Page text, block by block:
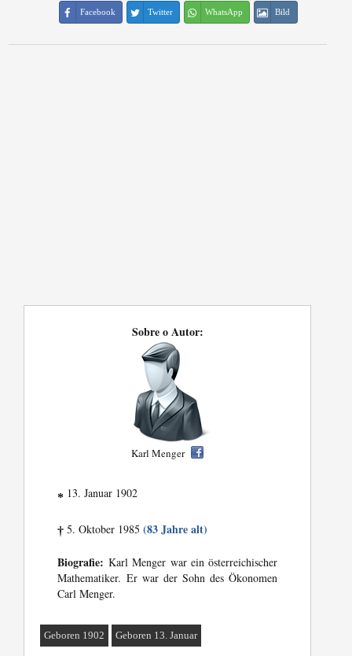
Facebook Twitter WhatsApp Bild
Sobre o Autor:
Karl Menger
* 13. Januar 1902
† 5. Oktober 1985(83 Jahre alt)
Biografie: Karl Menger war ein österreichischer
Mathematiker. Er war der Sohn des Ökonomen
Carl Menger.
Geboren 1902 Geboren 13. Januar